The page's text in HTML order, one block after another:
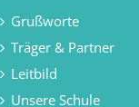
Grußworte
Träger & Partner
Leitbild
Unsere Schule